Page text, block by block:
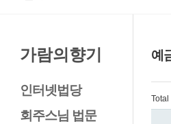
가람의향기
인터넷법당
회주스님 법문
예
Total